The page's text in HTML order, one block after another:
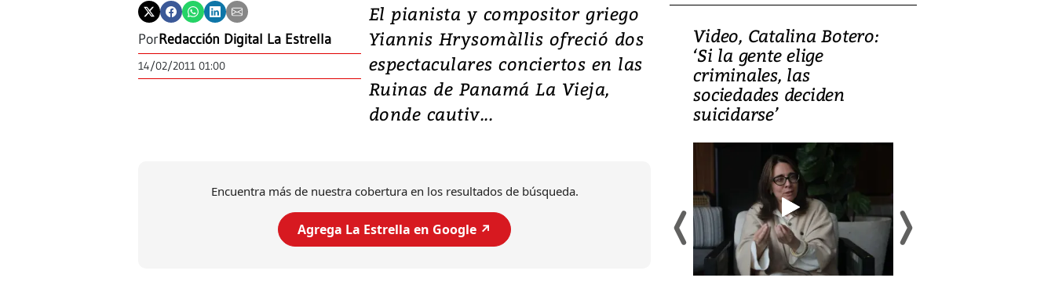
PorRedacción Digital La Estrella
14/02/2011 01:00
El pianista y compositor griego
Yiannis Hrysomàllis ofreció dos
espectaculares conciertos en las
Ruinas de Panamá La Vieja,
donde cautiv...
Encuentra más de nuestra cobertura en los resultados de búsqueda.
Agrega La Estrella en Google ↗️
Video, Japón: Terremoto
deja heridos y graves
daños en Kumamoto
Video, Catalina Botero:
‘Si la gente elige
criminales, las
sociedades deciden
suicidarse’